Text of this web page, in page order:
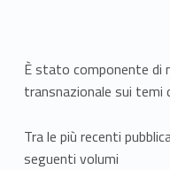
È stato componente di
transnazionale sui temi
Tra le più recenti
seguenti volumi